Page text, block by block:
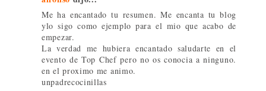
Me ha encantado tu resumen. Me encanta tu blog
ylo sigo como ejemplo para el mio que acabo de
empezar.
La verdad me hubiera encantado saludarte en el
evento de Top Chef pero no os conocia a ninguno.
en el proximo me animo.
unpadrecocinillas